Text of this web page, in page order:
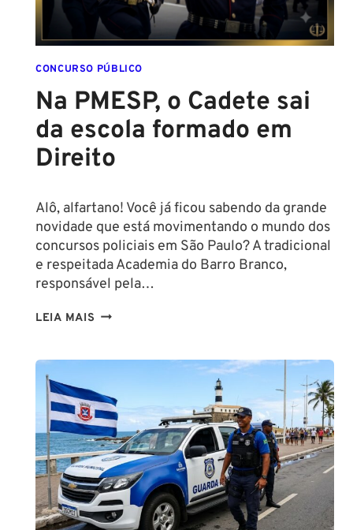
PARA
CONCURSO
POLICIAL:
CONCURSO PÚBLICO
Na PMESP, o Cadete sai
da escola formado em
Direito
Alô, alfartano! Você já ficou sabendo da grande
novidade que está movimentando o mundo dos
concursos policiais em São Paulo? A tradicional
e respeitada Academia do Barro Branco,
responsável pela…
LEIA MAIS NA
SAI
DA
ESCOLA
FORMADO
EM
DIREITO